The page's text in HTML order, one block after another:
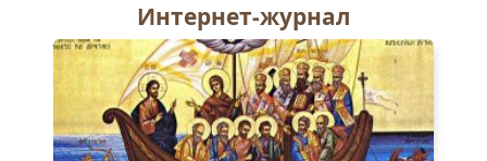
Ивантеевку, он в церкви говорил проповеди
чисто религиозные. Впоследствии он стал в
своих проповедях протаскивать
монархические идеи, при этом восхвалял
бывший царский род и отдельных царей. Во
все бывшие религиозные праздники, имевшие
Интернет-журнал